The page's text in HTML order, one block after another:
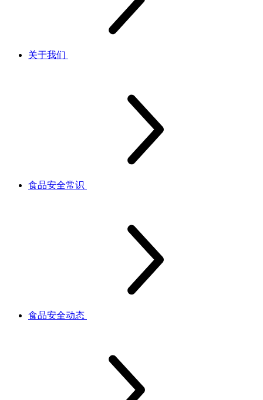
关于我们
食品安全常识
食品安全动态